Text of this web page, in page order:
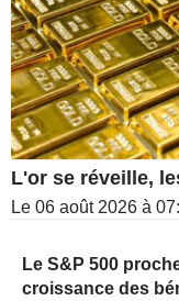
L'or se réveille,
Le 06 août 2026 à
Le S&P 500
croissance des